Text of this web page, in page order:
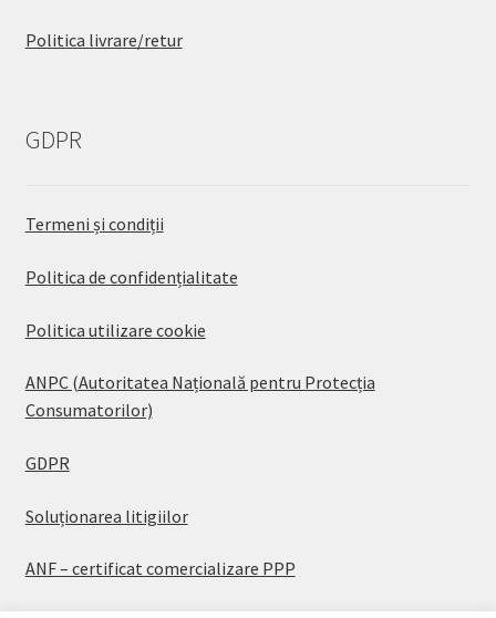
Politica livrare/retur
GDPR
Termeni și condiții
Politica de confidențialitate
Politica utilizare cookie
ANPC (Autoritatea Națională pentru Protecția
Consumatorilor)
GDPR
Soluționarea litigiilor
ANF – certificat comercializare PPP